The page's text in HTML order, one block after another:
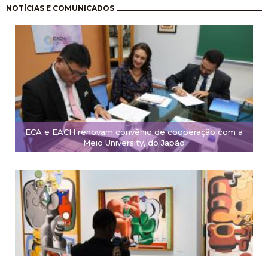
NOTÍCIAS E COMUNICADOS
ECA e EACH renovam convênio de cooperação com a
Meio University, do Japão
Paginación